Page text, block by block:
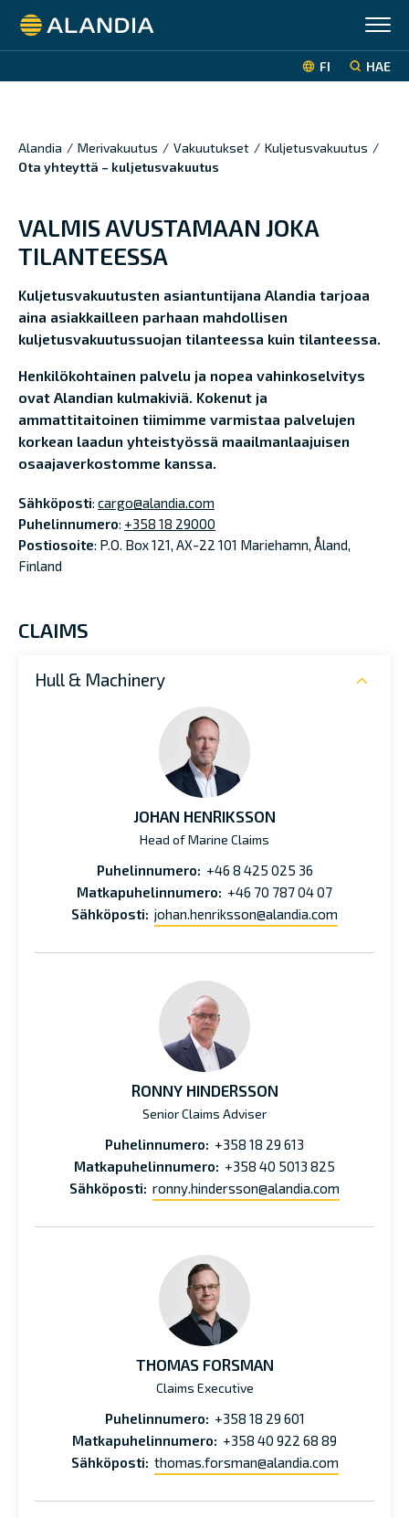
Alandia
FI HAE
Alandia / Merivakuutus / Vakuutukset / Kuljetusvakuutus /
Ota yhteyttä – kuljetusvakuutus
VALMIS AVUSTAMAAN JOKA
TILANTEESSA
Kuljetusvakuutusten asiantuntijana Alandia tarjoaa
aina asiakkailleen parhaan mahdollisen
kuljetusvakuutussuojan tilanteessa kuin tilanteessa.
Henkilökohtainen palvelu ja nopea vahinkoselvitys
ovat Alandian kulmakiviä. Kokenut ja
ammattitaitoinen tiimimme varmistaa palvelujen
korkean laadun yhteistyössä maailmanlaajuisen
osaajaverkostomme kanssa.
Sähköposti: cargo@alandia.com
Puhelinnumero: +358 18 29000
Postiosoite: P.O. Box 121, AX-22 101 Mariehamn, Åland,
Finland
CLAIMS
Hull & Machinery
JOHAN HENRIKSSON
Head of Marine Claims
Puhelinnumero: +46 8 425 025 36
Matkapuhelinnumero: +46 70 787 04 07
Sähköposti: johan.henriksson@alandia.com
RONNY HINDERSSON
Senior Claims Adviser
Puhelinnumero: +358 18 29 613
Matkapuhelinnumero: +358 40 5013 825
Sähköposti: ronny.hindersson@alandia.com
THOMAS FORSMAN
Claims Executive
Puhelinnumero: +358 18 29 601
Matkapuhelinnumero: +358 40 922 68 89
Sähköposti: thomas.forsman@alandia.com